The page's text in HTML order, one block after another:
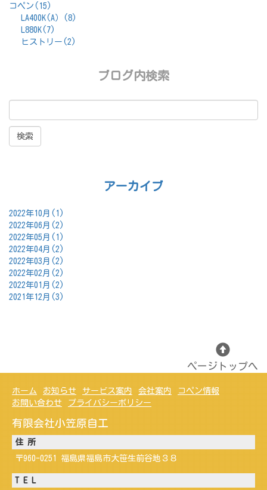
コペン(15)
LA400K(A）(8)
L880K(7)
ヒストリー(2)
ブログ内検索
アーカイブ
2022年10月(1)
2022年06月(2)
2022年05月(1)
2022年04月(2)
2022年03月(2)
2022年02月(2)
2022年01月(2)
2021年12月(3)
ページトップへ
ホーム お知らせ サービス案内 会社案内
コペン情報
お問い合わせ
プライバシーポリシー
有限会社小笠原自工
住 所
〒960-0251 福島県福島市大笹生前谷地３８
T E L